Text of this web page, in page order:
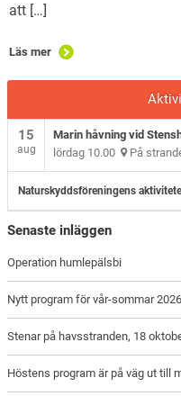
att […]
Läs mer
15
aug
Marin håvning vid
lördag 10.00 På
Naturskyddsföreningens
Senaste inläggen
Operation humlepälsbi
Nytt program för vår-sommar 2026
Stenar på havsstranden, 18
Höstens program är på väg ut till